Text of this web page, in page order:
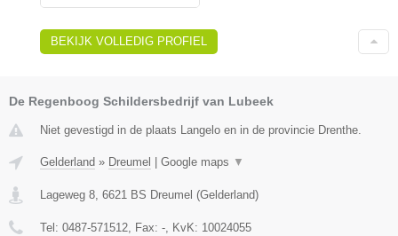
BEKIJK VOLLEDIG PROFIEL
De Regenboog Schildersbedrijf van Lubeek
Niet gevestigd in de plaats Langelo en in de provincie Drenthe.
Gelderland » Dreumel | Google maps ▼
Lageweg 8 6621 BS Dreumel (Gelderland)
Tel: 0487-571512 , Fax: - , KvK: 10024055